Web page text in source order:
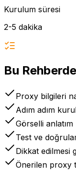
Kurulum süresi
2-5 dakika
Bu
Proxy bilgileri
Adım adım
Görselli anlatım
Test ve
Dikkat edilmesi
Önerilen proxy